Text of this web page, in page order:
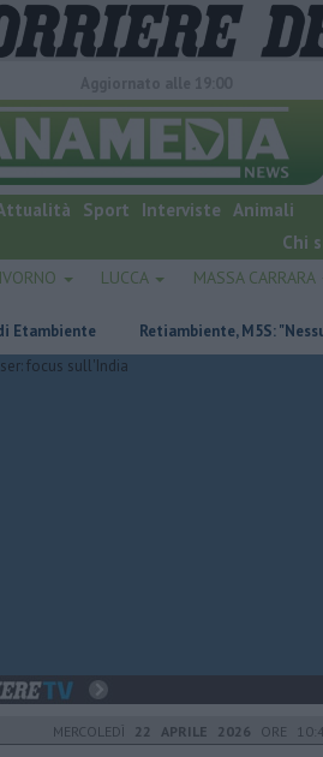
Sport Interviste Animali
Chi
LUCCA MASSA CARRARA
Retiambiente, M5S: "Nessun
MERCOLEDÌ 22 APRILE 2026 ORE